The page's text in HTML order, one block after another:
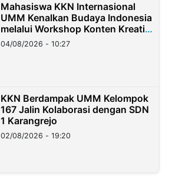
Mahasiswa KKN Internasional
UMM Kenalkan Budaya Indonesia
melalui Workshop Konten Kreatif
di Taiwan
04/08/2026 - 10:27
KKN Berdampak UMM Kelompok
167 Jalin Kolaborasi dengan SDN
1 Karangrejo
02/08/2026 - 19:20